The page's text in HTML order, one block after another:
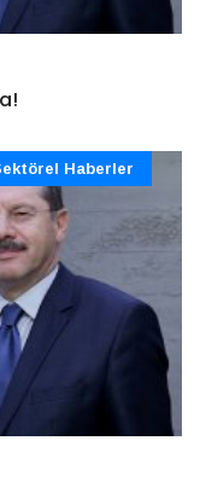
Haberler